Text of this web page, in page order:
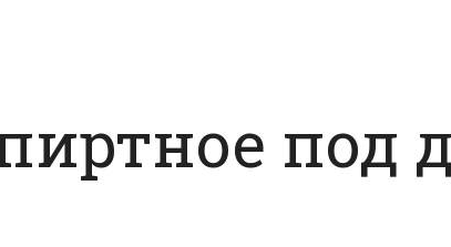
под